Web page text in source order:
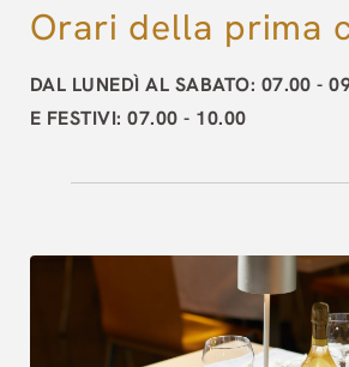
Orari della prima
DAL LUNEDÌ AL SABATO: 07.00 -
E FESTIVI: 07.00 - 10.00